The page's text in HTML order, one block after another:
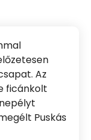
Az
ficánkolt
Puskás